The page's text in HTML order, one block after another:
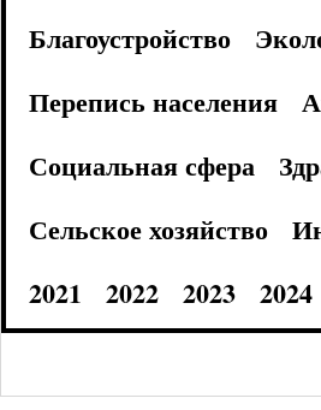
Благоустройство
Перепись населения
Социальная сфера
Сельское хозяйство
2021
2022 2023 2024